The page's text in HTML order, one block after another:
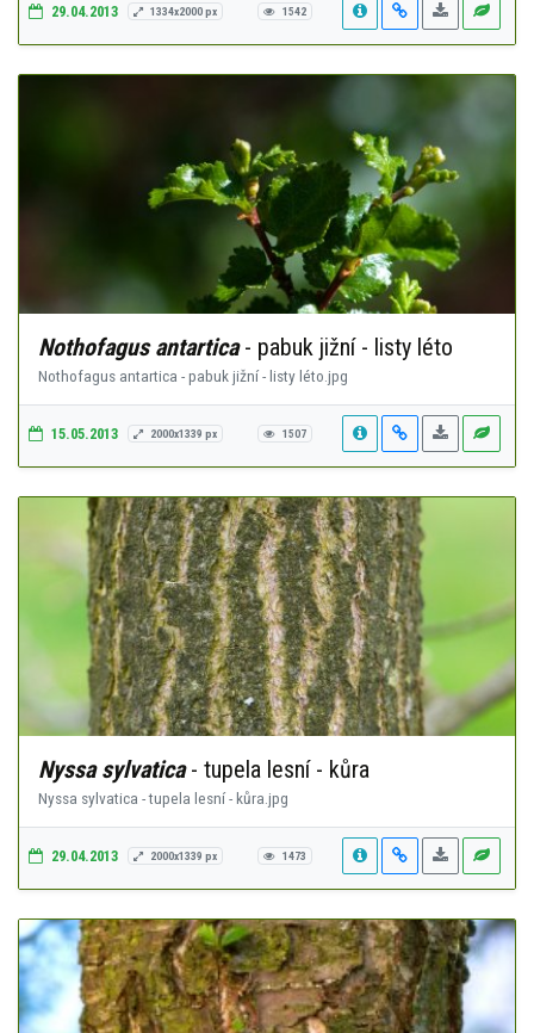
29.04.2013 1334x2000 px 1542
Nothofagus antartica- pabuk jižní - listy léto
Nothofagus antartica - pabuk jižní - listy léto.jpg
15.05.2013 2000x1339 px 1507
Nyssa sylvatica- tupela lesní - kůra
Nyssa sylvatica - tupela lesní - kůra.jpg
29.04.2013 2000x1339 px 1473